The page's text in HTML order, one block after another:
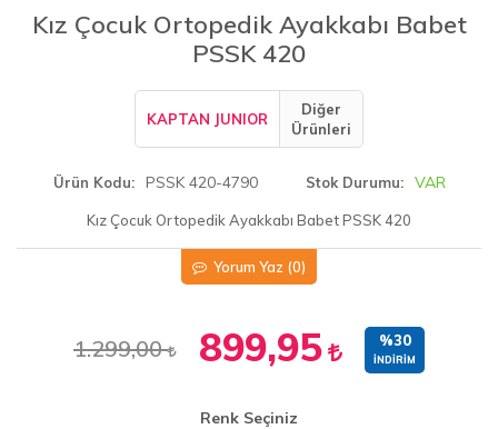
Kız Çocuk Ortopedik Ayakkabı Babet
PSSK 420
KAPTAN JUNIOR
Diğer
Ürünleri
Ürün Kodu PSSK 420-4790 Stok Durumu VAR
Kız Çocuk Ortopedik Ayakkabı Babet PSSK 420
Yorum Yaz (0)
1.299,00 899,95 %30
İNDIRIM
Renk Seçiniz